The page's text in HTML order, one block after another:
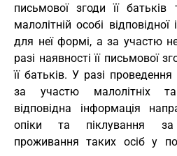
письмової згоди її
малолітній особі
для неї формі, а за участю
разі наявності її письмової
її батьків. У разі
за участю малолітніх та
відповідна інформація
опіки та піклування за
проживання таких осіб у